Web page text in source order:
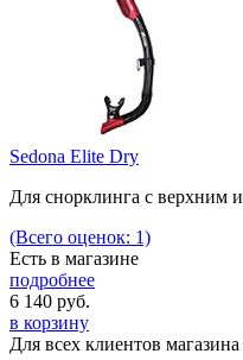
Sedona Elite Dry
Для снорклинга с верхним
(Всего оценок: 1)
Есть в магазине
подробнее
6 140 руб.
в корзину
Для всех клиентов